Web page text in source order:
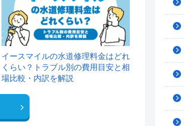
イースマイルの水道修理料金はどれ
くらい？トラブル別の費用目安と相
場比較・内訳を解説